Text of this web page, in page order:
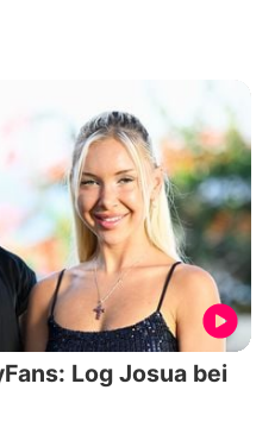
Log Josua bei